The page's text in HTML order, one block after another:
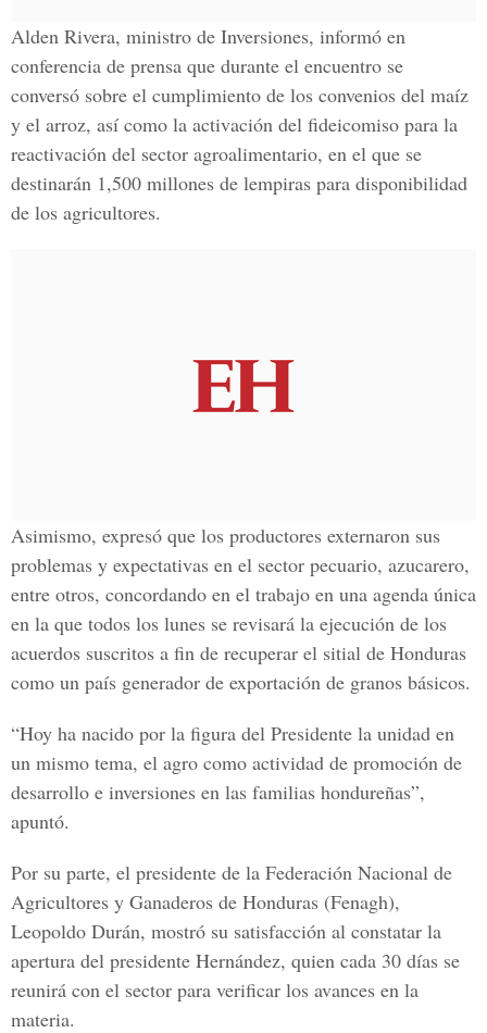
Alden Rivera, ministro de Inversiones, informó en
conferencia de prensa que durante el encuentro se
conversó sobre el cumplimiento de los convenios del maíz
y el arroz, así como la activación del fideicomiso para la
reactivación del sector agroalimentario, en el que se
destinarán 1,500 millones de lempiras para disponibilidad
de los agricultores.
Asimismo, expresó que los productores externaron sus
problemas y expectativas en el sector pecuario, azucarero,
entre otros, concordando en el trabajo en una agenda única
en la que todos los lunes se revisará la ejecución de los
acuerdos suscritos a fin de recuperar el sitial de Honduras
como un país generador de exportación de granos básicos.
“Hoy ha nacido por la figura del Presidente la unidad en
un mismo tema, el agro como actividad de promoción de
desarrollo e inversiones en las familias hondureñas”,
apuntó.
Por su parte, el presidente de la Federación Nacional de
Agricultores y Ganaderos de Honduras (Fenagh),
Leopoldo Durán, mostró su satisfacción al constatar la
apertura del presidente Hernández, quien cada 30 días se
reunirá con el sector para verificar los avances en la
materia.